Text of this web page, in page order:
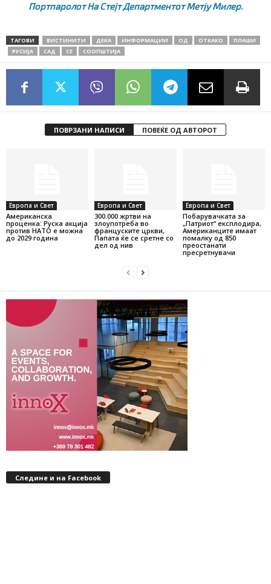
Портпаролот На Стејт Департментот Метју Милер.
ТАГОВИ ВИСТИНИТИ ДЕКА ИНФОРМАЦИИ ОД ОТКАКО
ПЛАШИ
РУСИЈА
СAД СЕ СООПШТИЈА
ПОВРЗАНИ НАПИСИ ПОВЕЌЕ ОД АВТОРОТ
Европа и Свет
Американска
проценка: Руска акција
против НАТО е можна
до 2029 година
Европа и Свет
300.000 жртви на
злоупотреба во
француските цркви,
Папата ќе се сретне со
дел од нив
Европа и Свет
Побарувачката за
„Патриот“ експлодира,
Американците имаат
помалку од 850
преостанати
пресретнувачи
Следине и на Facebook